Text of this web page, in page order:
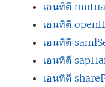
เอนทิตี
เอนทิตี
เอนทิตี
เอนทิตี
เอนทิตี